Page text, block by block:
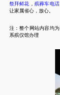
祭拜鲜花 ， 殡葬车电话
让家属省心，放心。
注：整个网站内容均
系殡仪馆办理